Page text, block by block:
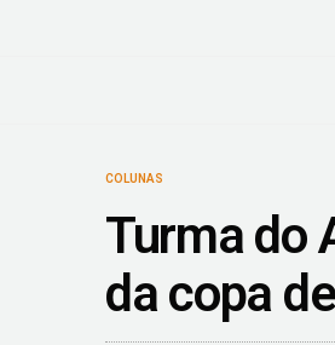
COLUNAS
Turma do
da copa